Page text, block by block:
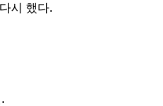
시 했다.
.